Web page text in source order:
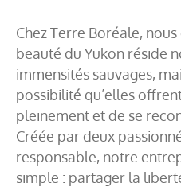
Chez Terre Boréale,
beauté du Yukon réside
immensités sauvages,
possibilité qu’elles
pleinement et de se
Créée par deux
responsable, notre
simple : partager la